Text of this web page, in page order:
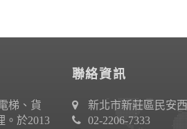
梯、貨
。於2013
聯絡資訊
新北市新莊區民安
02-2206-7333